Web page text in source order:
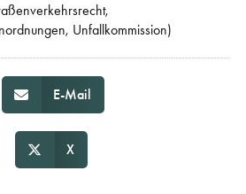
Unfallkommission)
E-Mail
X